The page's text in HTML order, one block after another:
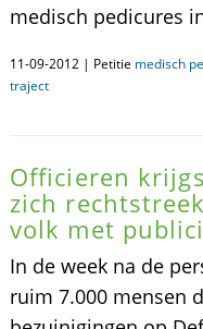
medisch pedicures
11-09-2012 | Petitie medisch
traject
Officieren
zich
volk met
In de week na de
ruim 7.000 mensen